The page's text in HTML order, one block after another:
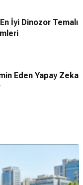
İyi Dinozor Temalı
Eden Yapay Zeka